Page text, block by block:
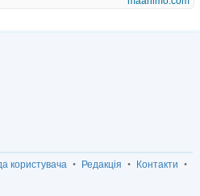
користувача Редакція
Контакти